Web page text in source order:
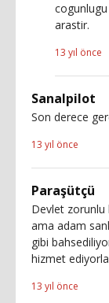
arastir.
13 yıl önce
Sanalpilot
Son derece
13 yıl önce
Paraşütçü
Devlet zorunlu
ama adam
gibi
hizmet
13 yıl önce